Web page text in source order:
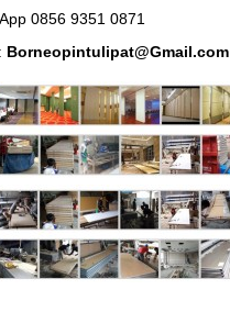
0856 9351 0871
Borneopintulipat@Gmail.com